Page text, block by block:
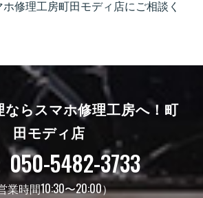
修理工房町田モディ店にご相談く
らスマホ修理工房へ！ 町
田モディ店
050-5482-3733
業時間10:30〜20:00）